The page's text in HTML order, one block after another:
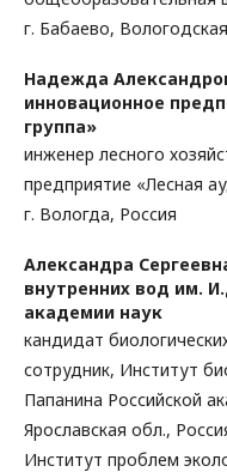
г. Бабаево,
Надежда
инновационное
группа»
инженер лесного
предприятие «Лесная
г. Вологда, Россия
Александра
внутренних вод им.
академии наук
кандидат
сотрудник, Институт
Папанина Российской
Ярославская обл.,
Институт проблем